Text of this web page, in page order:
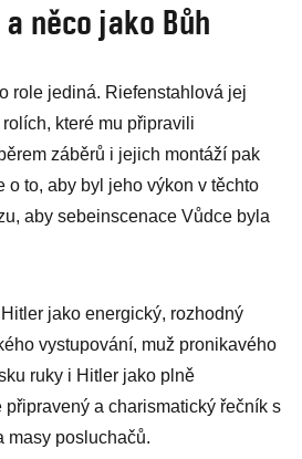
něco jako Bůh
role jediná. Riefenstahlová jej
které mu připravili
záběrů i jejich montáží pak
o to, aby byl jeho výkon v těchto
aby sebeinscenace Vůdce byla
jako energický, rozhodný
vystupování, muž pronikavého
ruky i Hitler jako plně
a charismatický řečník s
masy posluchačů.